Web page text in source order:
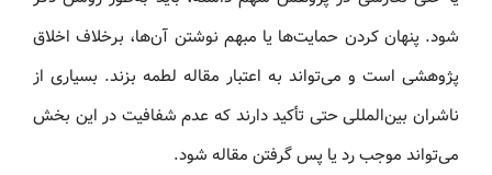
شود. پنهان کردن حمایت‌ها یا مبهم نوشتن آن‌ها، برخلاف اخلاق
پژوهشی است و می‌تواند به اعتبار مقاله لطمه بزند. بسیاری از
ناشران بین‌المللی حتی تأکید دارند که عدم شفافیت در این بخش
می‌تواند موجب رد یا پس گرفتن مقاله شود.